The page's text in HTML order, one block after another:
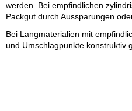
werden. Bei empfindlichen
Packgut durch Aussparungen
Bei Langmaterialien mit
und Umschlagpunkte konstruktiv